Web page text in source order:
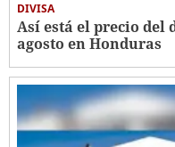
DIVISA
Así está el precio del
agosto en Honduras